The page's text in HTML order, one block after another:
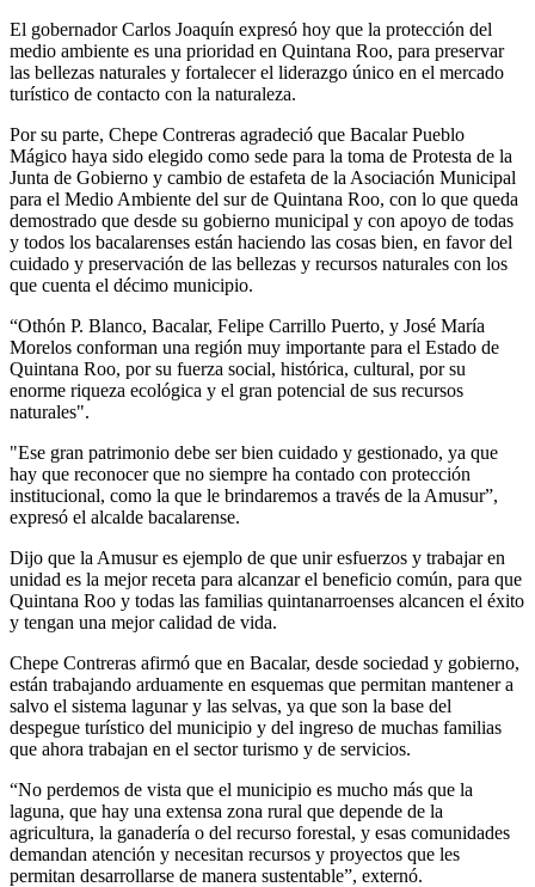
El gobernador Carlos Joaquín expresó hoy que la protección del
medio ambiente es una prioridad en Quintana Roo, para preservar
las bellezas naturales y fortalecer el liderazgo único en el mercado
turístico de contacto con la naturaleza.
Por su parte, Chepe Contreras agradeció que Bacalar Pueblo
Mágico haya sido elegido como sede para la toma de Protesta de la
Junta de Gobierno y cambio de estafeta de la Asociación Municipal
para el Medio Ambiente del sur de Quintana Roo, con lo que queda
demostrado que desde su gobierno municipal y con apoyo de todas
y todos los bacalarenses están haciendo las cosas bien, en favor del
cuidado y preservación de las bellezas y recursos naturales con los
que cuenta el décimo municipio.
“Othón P. Blanco, Bacalar, Felipe Carrillo Puerto, y José María
Morelos conforman una región muy importante para el Estado de
Quintana Roo, por su fuerza social, histórica, cultural, por su
enorme riqueza ecológica y el gran potencial de sus recursos
naturales".
"Ese gran patrimonio debe ser bien cuidado y gestionado, ya que
hay que reconocer que no siempre ha contado con protección
institucional, como la que le brindaremos a través de la Amusur”,
expresó el alcalde bacalarense.
Dijo que la Amusur es ejemplo de que unir esfuerzos y trabajar en
unidad es la mejor receta para alcanzar el beneficio común, para que
Quintana Roo y todas las familias quintanarroenses alcancen el éxito
y tengan una mejor calidad de vida.
Chepe Contreras afirmó que en Bacalar, desde sociedad y gobierno,
están trabajando arduamente en esquemas que permitan mantener a
salvo el sistema lagunar y las selvas, ya que son la base del
despegue turístico del municipio y del ingreso de muchas familias
que ahora trabajan en el sector turismo y de servicios.
“No perdemos de vista que el municipio es mucho más que la
laguna, que hay una extensa zona rural que depende de la
agricultura, la ganadería o del recurso forestal, y esas comunidades
demandan atención y necesitan recursos y proyectos que les
permitan desarrollarse de manera sustentable”, externó.